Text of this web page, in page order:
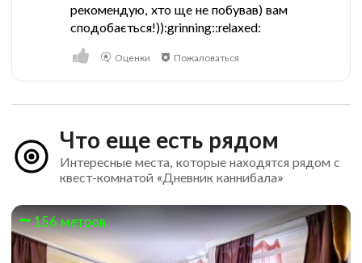
рекомендую, хто ще не побував) вам
сподобається!)):grinning::relaxed:
Оценки Пожаловаться
Что еще есть рядом
Интересные места, которые находятся рядом с
квест-комнатой «Дневник каннибала»
156 метров